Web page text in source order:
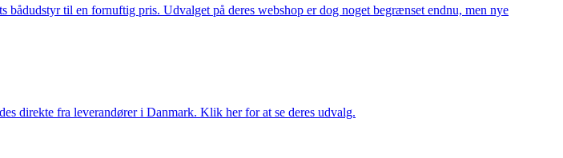
til en fornuftig pris. Udvalget på deres webshop er dog noget begrænset endnu, men nye
direkte fra leverandører i Danmark. Klik her for at se deres udvalg.